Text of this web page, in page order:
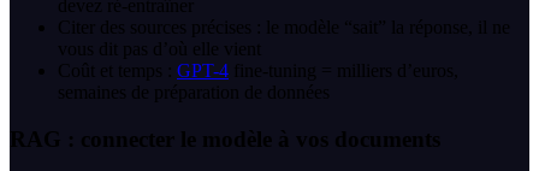
devez ré-entraîner
Citer des sources précises : le modèle “sait” la réponse, il ne
vous dit pas d’où elle vient
Coût et temps : GPT-4 fine-tuning = milliers d’euros,
semaines de préparation de données
RAG : connecter le modèle à vos documents